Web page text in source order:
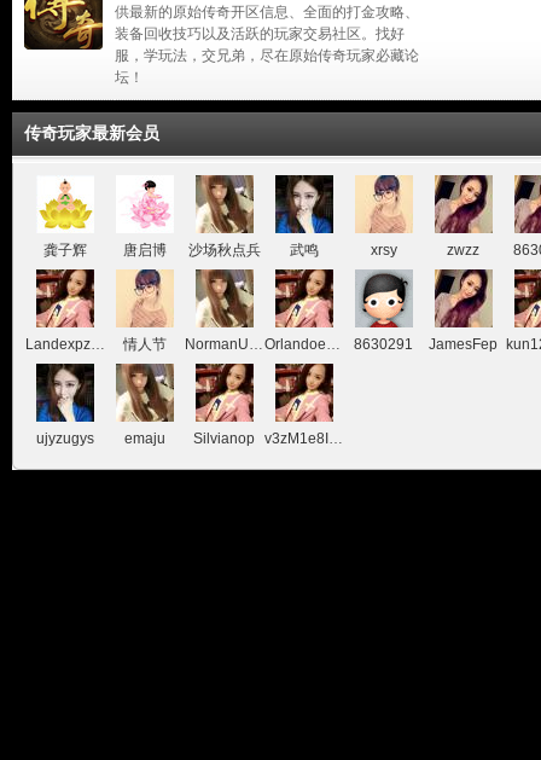
供最新的原始传奇开区信息、全面的打金攻略、
装备回收技巧以及活跃的玩家交易社区。找好
服，学玩法，交兄弟，尽在原始传奇玩家必藏论
坛！
传奇玩家最新会员
龚子辉 唐启博 沙场秋点兵 武鸣 xrsy zwzz
LandexpzTiz 情人节 NormanUsave Orlandoeneva 8630291 JamesFep
ujyzugys emaju Silvianop v3zM1e8Ih8Ss